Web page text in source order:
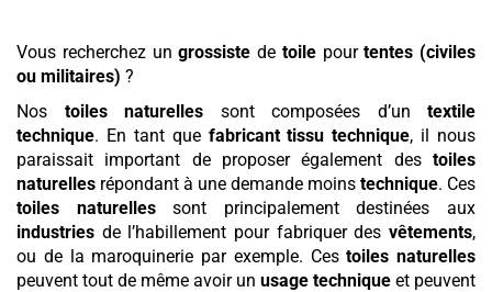
Vous recherchez ungrossiste de toilepourtentes (civiles
ou militaires) ?
Nos toiles naturelles sont composées d’un textile
technique. En tant que fabricant tissu technique, il nous
paraissait important de proposer également des toiles
naturelles répondant à une demande moins technique. Ces
toiles naturellessont principalement destinées aux
industries de l’habillement pour fabriquer des vêtements,
ou de la maroquinerie par exemple. Cestoiles naturelles
peuvent tout de même avoir un usage technique et peuvent